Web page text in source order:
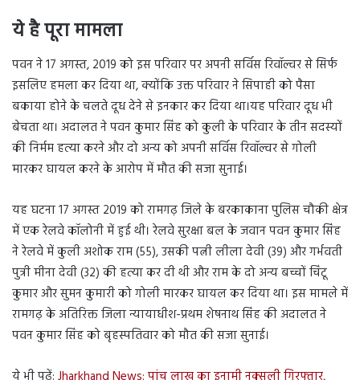
ये है पूरा मामला
पवन ने 17 अगस्त, 2019 को इस परिवार पर अपनी सर्विस रिवॉल्वर से सिर्फ
इसलिए हमला कर दिया था, क्योंकि उक्त परिवार ने सिपाही को पैसा
बकाया होने के चलते दूध देने से इनकार कर दिया था।यह परिवार दूध भी
बेचता था। अदालत ने पवन कुमार सिंह को कुली के परिवार के तीन सदस्यों
की निर्मम हत्या करने और दो अन्य को अपनी सर्विस रिवॉल्वर से गोली
मारकर घायल करने के आरोप में मौत की सजा सुनाई।
यह घटना 17 अगस्त 2019 को रामगढ़ जिले के बरकाकाना पुलिस चौकी क्षेत्र
में एक रेलवे कॉलोनी में हुई थी। रेलवे सुरक्षा बल के जवान पवन कुमार सिंह
ने रेलवे में कुली अशोक राम (55), उसकी पत्नी लीला देवी (39) और गर्भवती
पुत्री मीना देवी (32) की हत्या कर दी थी और राम के दो अन्य बच्चों चिंटू
कुमार और सुमन कुमारी को गोली मारकर घायल कर दिया था। इस मामले में
रामगढ़ के अतिरिक्त जिला न्यायाधीश-प्रथम शेषनाथ सिंह की अदालत ने
पवन कुमार सिंह को बृहस्पतिवार को मौत की सजा सुनाई।